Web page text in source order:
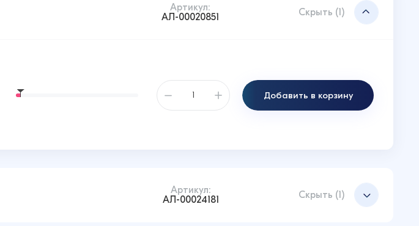
Артикул:
АЛ-00020851
Скрыть (1)
Добавить в корзину
Артикул:
АЛ-00024181
Скрыть (1)